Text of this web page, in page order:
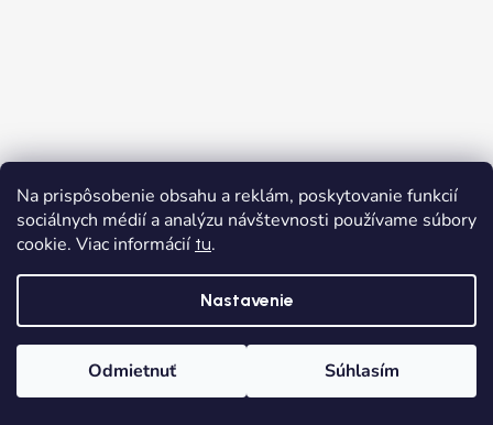
Na prispôsobenie obsahu a reklám, poskytovanie funkcií
sociálnych médií a analýzu návštevnosti používame súbory
cookie. Viac informácií tu.
Nastavenie
Odmietnuť Súhlasím